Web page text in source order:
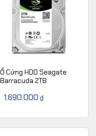
Ổ Cứng HDD Seagate
Barracuda 2TB
1.690.000 ₫